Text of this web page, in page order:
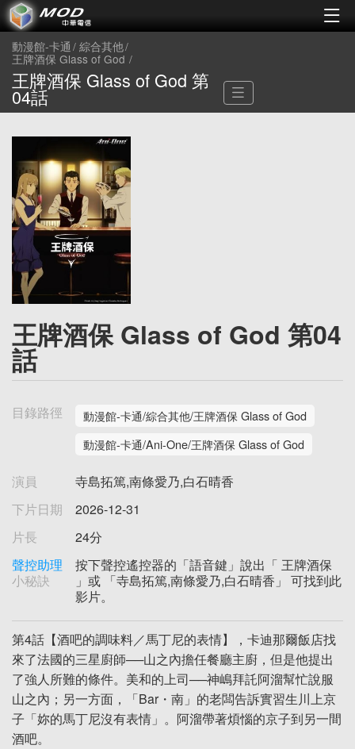
動漫館-卡通 綜合其他
王牌酒保 Glass of God
王牌酒保 Glass of God 第
04話
王牌酒保 Glass of God 第04
話
目錄路徑
動漫館-卡通/綜合其他/王牌酒保 Glass of God
動漫館-卡通/Ani-One/王牌酒保 Glass of God
演員
寺島拓篤,南條愛乃,白石晴香
下片日期
2026-12-31
片長
24分
聲控助理
小秘訣
按下聲控遙控器的「語音鍵」說出「 王牌酒保
」或 「寺島拓篤,南條愛乃,白石晴香」 可找到此
影片。
第4話【酒吧的調味料／馬丁尼的表情】，卡迪那爾飯店找
來了法國的三星廚師──山之內擔任餐廳主廚，但是他提出
了強人所難的條件。美和的上司──神嶋拜託阿溜幫忙說服
山之內；另一方面，「Bar・南」的老闆告訴實習生川上京
子「妳的馬丁尼沒有表情」。阿溜帶著煩惱的京子到另一間
酒吧。